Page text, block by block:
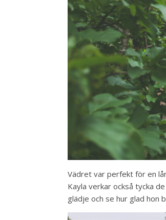
Vädret var perfekt för en
Kayla verkar också tycka
glädje och se hur glad hon